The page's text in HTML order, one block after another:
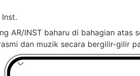
AR/INST baharu di bahagian atas
dan muzik secara bergilir-gilir